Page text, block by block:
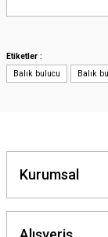
yetersiz
Ürün resmi
Ürün fiyatı
Bu ürüne
Etiketler :
Balık bulucu
Balık
Kurumsal